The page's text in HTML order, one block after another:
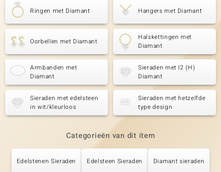
Ringen met Diamant Hangers met Diamant
Oorbellen met Diamant
Halskettingen met
Diamant
Armbanden met
Diamant
Sieraden met I2 (H)
Diamant
Sieraden met edelsteen
in wit/kleurloos
Sieraden met hetzelfde
type design
Categorieën van dit item
Edelstenen Sieraden Edelsteen Sieraden Diamant sieraden